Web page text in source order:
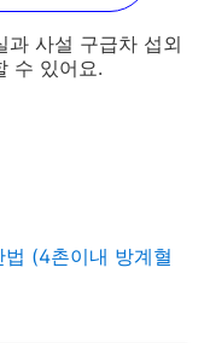
사설 구급차 섭외
수 있어요.
(4촌이내 방계혈